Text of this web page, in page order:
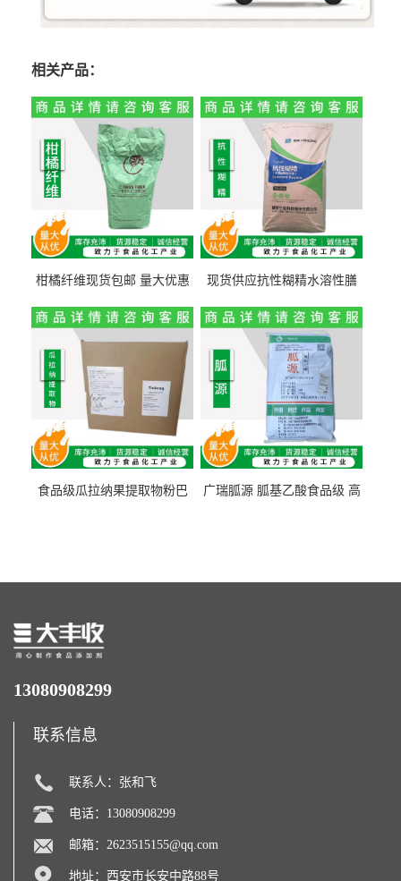
相关产品：
柑橘纤维现货包邮 量大优惠
现货供应抗性糊精水溶性膳
量1kg包邮
食品级瓜拉纳果提取物粉巴
广瑞胍源 胍基乙酸食品级 高
13080908299
联系信息
联系人：张和飞
电话：13080908299
邮箱： 2623515155@qq.com
地址：西安市长安中路88号